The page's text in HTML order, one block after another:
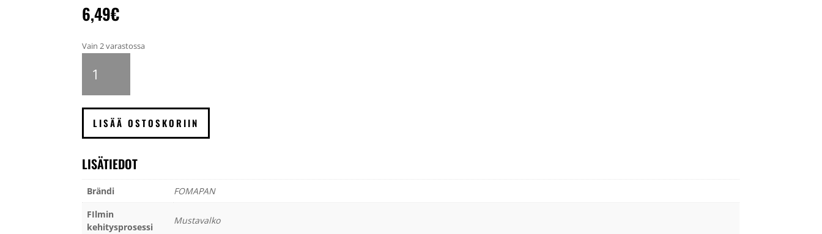
6,49€
Vain 2 varastossa
200
kuvaa
LISÄÄ OSTOSKORIIN
LISÄTIEDOT
Brändi
FOMAPAN
FIlmin
kehitysprosessi
Mustavalko